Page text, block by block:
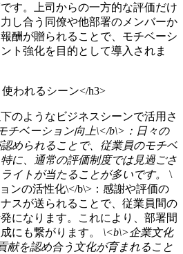
す。上司からの一方的な評価だけ
し合う同僚や他部署のメンバーか
酬が贈られることで、モチベーシ
ト強化を目的として導入されま
われるシーン</h3>
のようなビジネスシーンで活用さ
チベーション向上\</b\>：日々の
められることで、従業員のモチベ
に、通常の評価制度では見過ごさ
イトが当たることが多いです。
\
ンの活性化\</b\>：感謝や評価の
スが送られることで、従業員間の
になります。これにより、部署間
にも繋がります。
\<b\>企業文化
献を認め合う文化が育まれること